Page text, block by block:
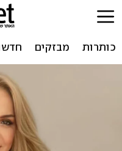
כותרות מבזקים